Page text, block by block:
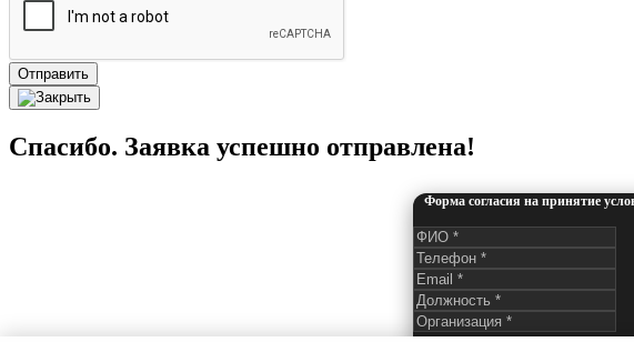
Отправить
Спасибо. Заявка успешно отправлена!
Форма согласия на принятие